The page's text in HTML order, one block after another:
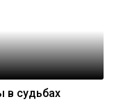
судьбах